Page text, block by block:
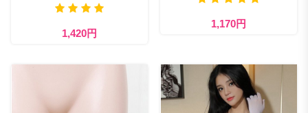
1,420円
1,170円